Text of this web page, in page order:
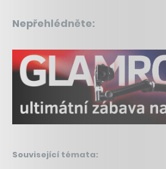
Nepřehlédněte:
Související témata: